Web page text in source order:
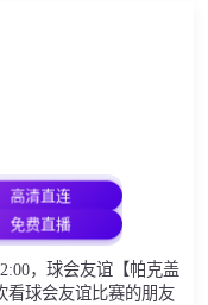
高清直连
免费直播
，球会友谊【帕克盖
看球会友谊比赛的朋友